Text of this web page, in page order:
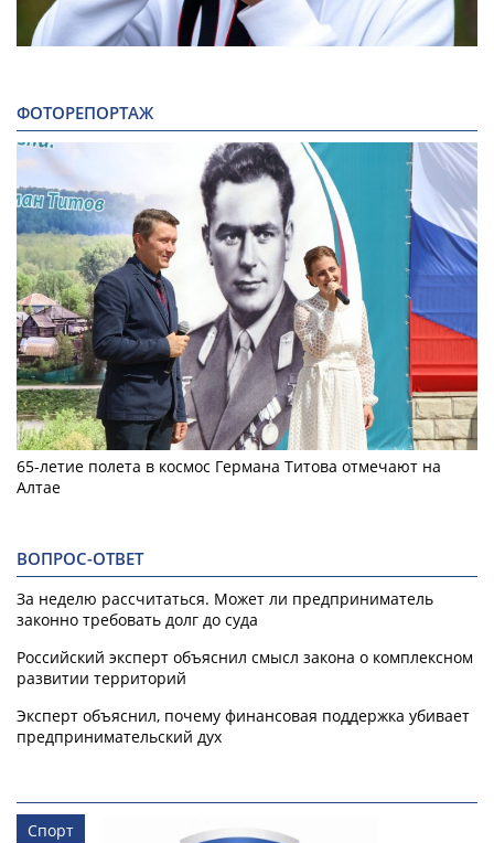
ФОТОРЕПОРТАЖ
65-летие полета в космос Германа Титова отмечают на
Алтае
ВОПРОС-ОТВЕТ
За неделю рассчитаться. Может ли предприниматель
законно требовать долг до суда
Российский эксперт объяснил смысл закона о комплексном
развитии территорий
Эксперт объяснил, почему финансовая поддержка убивает
предпринимательский дух
Спорт